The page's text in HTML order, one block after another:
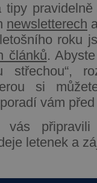
tipy
newsletterech
roku
článků.
střechou“,
si
vám
vás připravili
letenek a